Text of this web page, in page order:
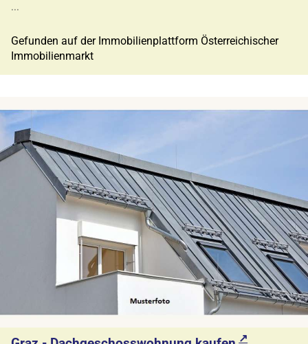
...
Gefunden auf der Immobilienplattform Österreichischer
Immobilienmarkt